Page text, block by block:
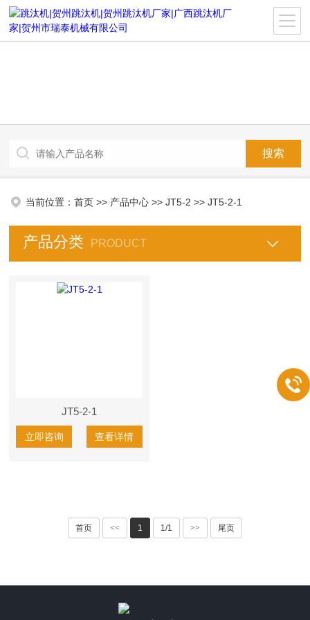
当前位置：首页 >> 产品中心 >>JT5-2 >>JT5-2-1
产品分类 PRODUCT
JT5-2-1
立即咨询 查看详情
首页 << 1 1/1 >> 尾页